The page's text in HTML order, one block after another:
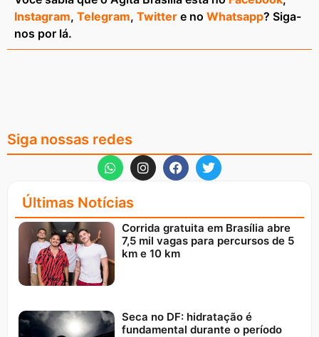
Instagram, Telegram, Twitter e no Whatsapp? Siga-
nos por lá.
Siga nossas redes
Últimas Notícias
Corrida gratuita em Brasília abre
7,5 mil vagas para percursos de 5
km e 10 km
Seca no DF: hidratação é
fundamental durante o período